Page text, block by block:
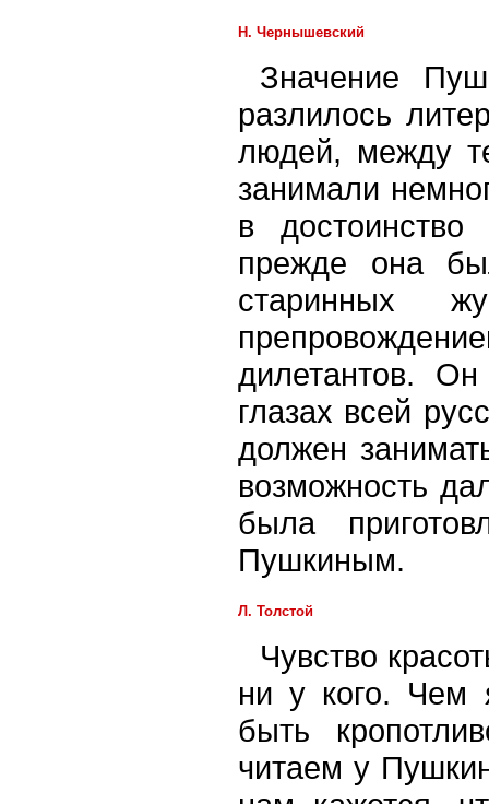
Н. Чернышевский
Значение
разлилось
людей, между
занимали
в
прежде она
старинных
дилетантов.
глазах всей
должен
возможность
была
Пушкиным.
Л. Толстой
Чувство
ни у кого. Чем
быть
читаем у